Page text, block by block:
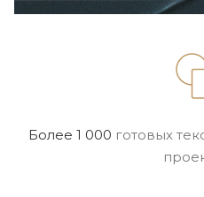
Более 1 000 готовых